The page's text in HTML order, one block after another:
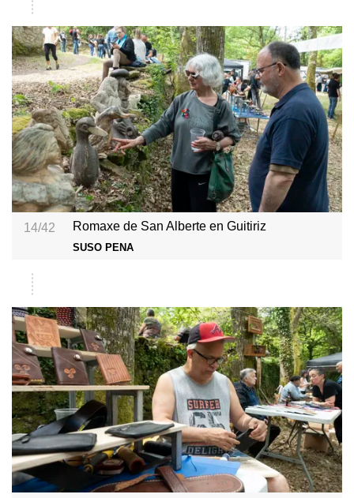
14/42 Romaxe de San Alberte en Guitiriz
SUSO PENA